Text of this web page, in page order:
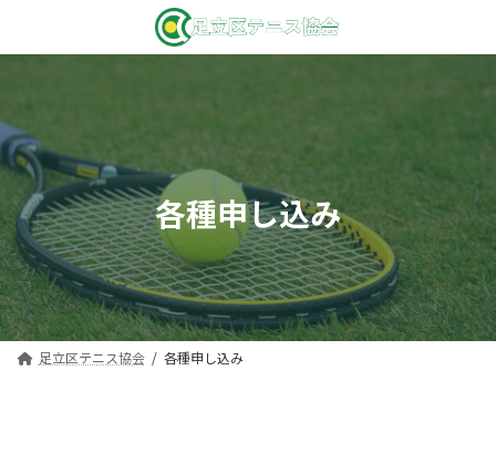
テ
へ
ス
キ
プ
ゲ
ョ
ン
に
動
各種申し込み
足立区テニス協会 各種申し込み